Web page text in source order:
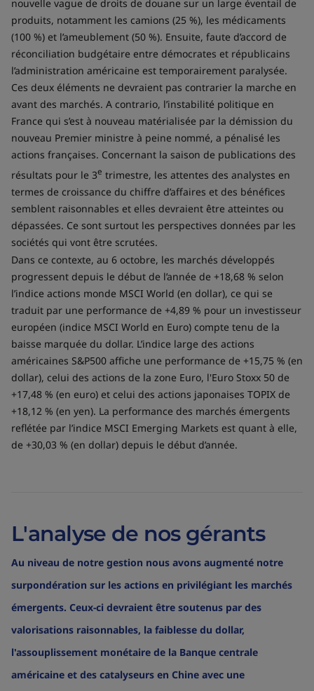
nouvelle vague de droits de douane sur un large éventail de
produits, notamment les camions (25 %), les médicaments
(100 %) et l’ameublement (50 %). Ensuite, faute d’accord de
réconciliation budgétaire entre démocrates et républicains
l’administration américaine est temporairement paralysée.
Ces deux éléments ne devraient pas contrarier la marche en
avant des marchés. A contrario, l’instabilité politique en
France qui s’est à nouveau matérialisée par la démission du
nouveau Premier ministre à peine nommé, a pénalisé les
actions françaises. Concernant la saison de publications des
résultats pour le 3e trimestre, les attentes des analystes en
termes de croissance du chiffre d’affaires et des bénéfices
semblent raisonnables et elles devraient être atteintes ou
dépassées. Ce sont surtout les perspectives données par les
sociétés qui vont être scrutées.
Dans ce contexte, au 6 octobre, les marchés développés
progressent depuis le début de l’année de +18,68 % selon
l’indice actions monde MSCI World (en dollar), ce qui se
traduit par une performance de +4,89 % pour un investisseur
européen (indice MSCI World en Euro) compte tenu de la
baisse marquée du dollar. L’indice large des actions
américaines S&P500 affiche une performance de +15,75 % (en
dollar), celui des actions de la zone Euro, l'Euro Stoxx 50 de
+17,48 % (en euro) et celui des actions japonaises TOPIX de
+18,12 % (en yen). La performance des marchés émergents
reflétée par l’indice MSCI Emerging Markets est quant à elle,
de +30,03 % (en dollar) depuis le début d’année.
L'analyse de nos gérants
Au niveau de notre gestion nous avons augmenté notre
surpondération sur les actions en privilégiant les marchés
émergents. Ceux-ci devraient être soutenus par des
valorisations raisonnables, la faiblesse du dollar,
l'assouplissement monétaire de la Banque centrale
américaine et des catalyseurs en Chine avec une